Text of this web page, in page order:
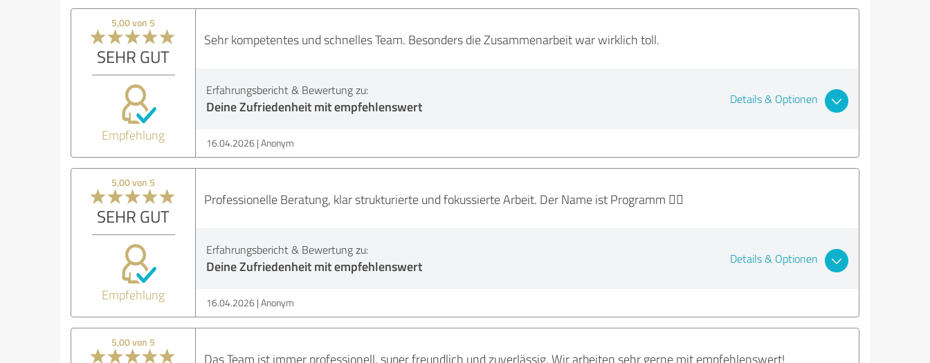
5,00 von 5
SEHR GUT
Empfehlung
Sehr kompetentes und schnelles Team. Besonders die Zusammenarbeit war wirklich toll.
Erfahrungsbericht & Bewertung zu:
Deine Zufriedenheit mit empfehlenswert Details & Optionen
16.04.2026 Anonym
5,00 von 5
SEHR GUT
Empfehlung
Professionelle Beratung, klar strukturierte und fokussierte Arbeit. Der Name ist Programm 👍🏽
Erfahrungsbericht & Bewertung zu:
Deine Zufriedenheit mit empfehlenswert Details & Optionen
16.04.2026 Anonym
5,00 von 5
Das Team ist immer professionell, super freundlich und zuverlässig. Wir arbeiten sehr gerne mit empfehlenswert!